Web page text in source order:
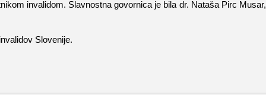
invalidom. Slavnostna govornica je bila dr. Nataša Pirc Musar,
Slovenije.